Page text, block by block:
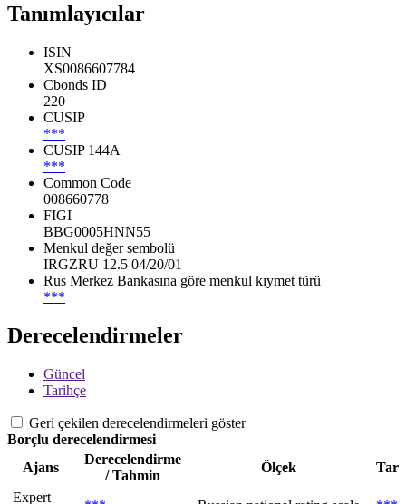
Tanımlayıcılar
ISIN
XS0086607784
Cbonds ID
220
CUSIP
***
CUSIP 144A
***
Common Code
008660778
FIGI
BBG0005HNN55
Menkul değer sembolü
IRGZRU 12.5 04/20/01
Rus Merkez Bankasına göre menkul kıymet türü
***
Derecelendirmeler
Güncel
Tarihçe
Geri çekilen derecelendirmeleri göster
Borçlu derecelendirmesi
Ajans
Derecelendirme
/ Tahmin
Ölçek
Expert